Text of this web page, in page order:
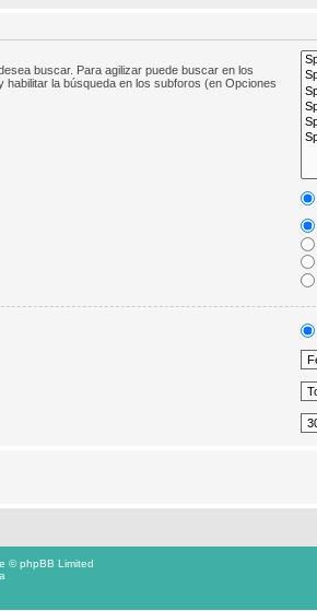
buscar. Para agilizar puede buscar en los
la búsqueda en los subforos (en Opciones
© phpBB Limited